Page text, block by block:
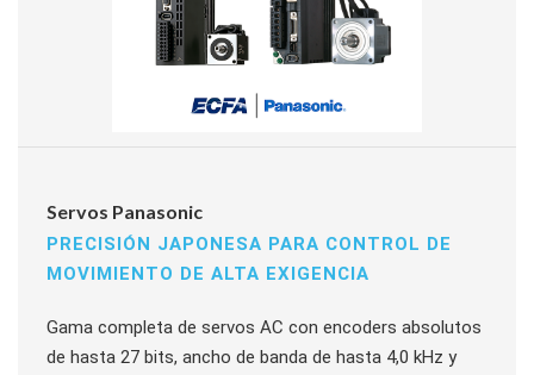
Servos Panasonic
PRECISIÓN JAPONESA PARA CONTROL DE
MOVIMIENTO DE ALTA EXIGENCIA
Gama completa de servos AC con encoders absolutos
de hasta 27 bits, ancho de banda de hasta 4,0 kHz y